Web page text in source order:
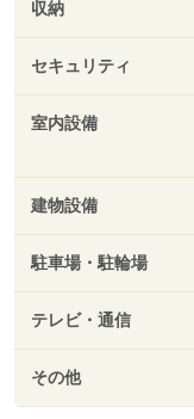
収納
セキュリティ
室内設備
建物設備
駐車場・駐輪場
テレビ・通信
その他